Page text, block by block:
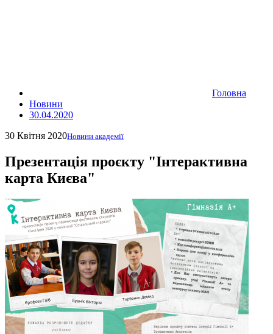
Головна
Новини
30.04.2020
30 Квітня 2020Новини академії
Презентація проєкту "Інтерактивна
карта Києва"